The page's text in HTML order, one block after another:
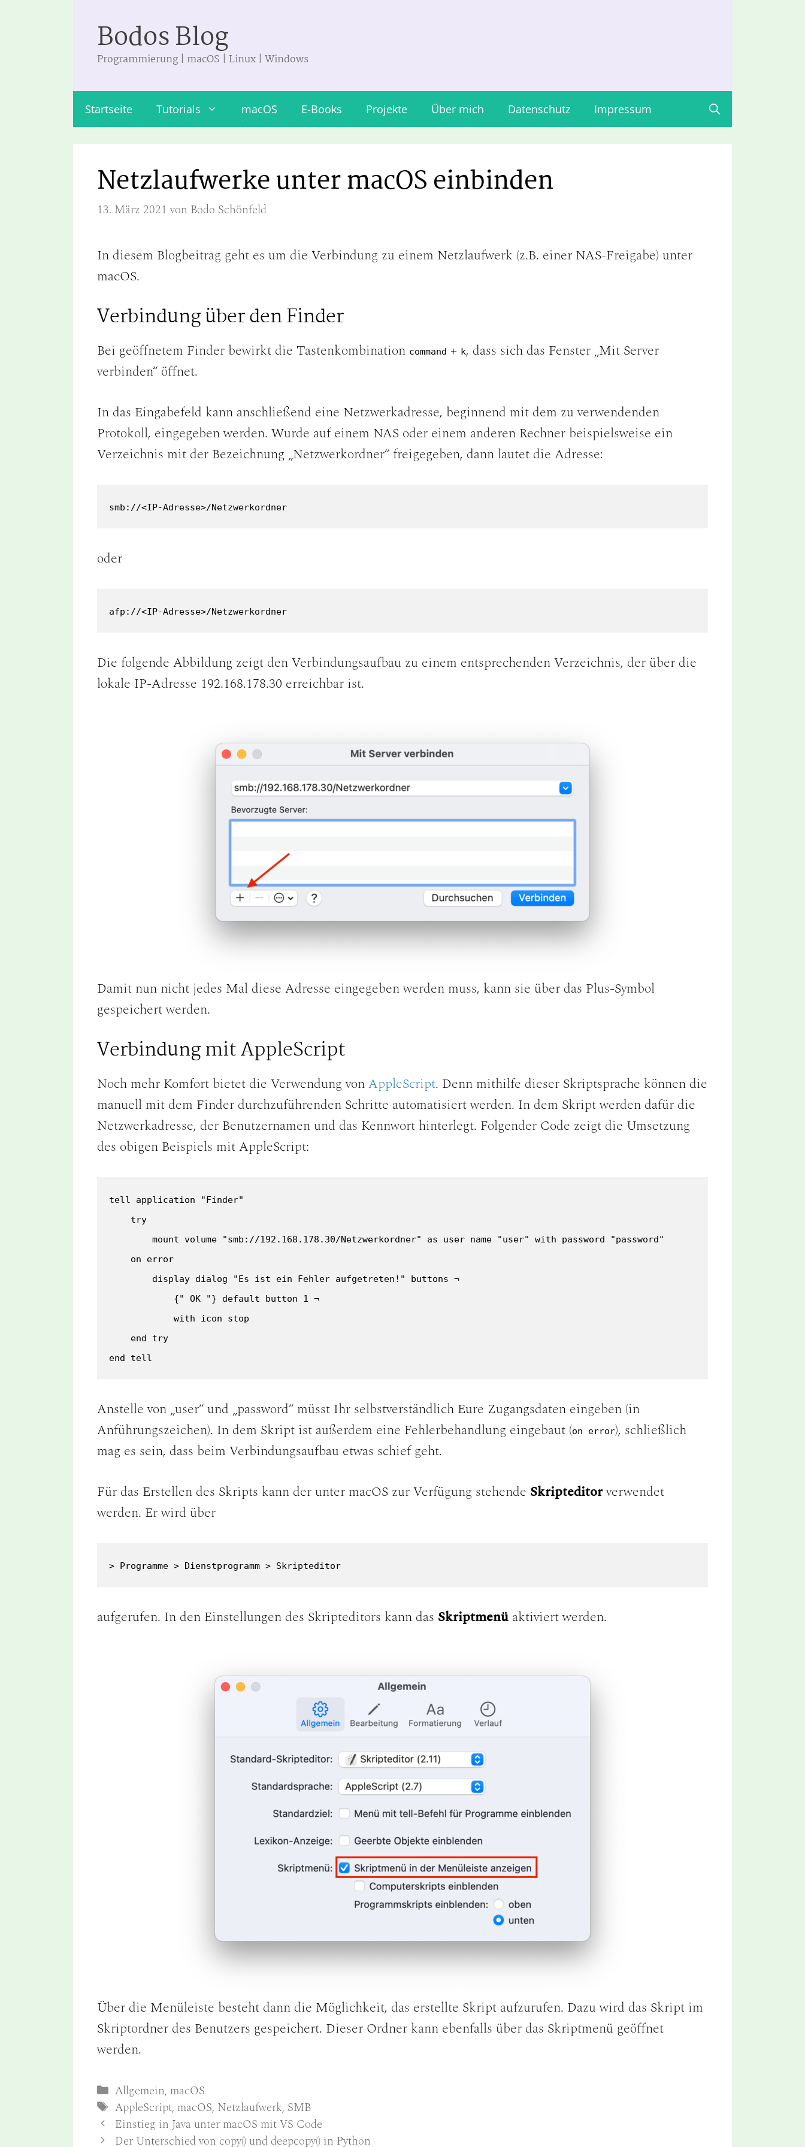
Bodos Blog
Programmierung | macOS | Linux | Windows
Startseite Tutorials macOS E-Books Projekte Über mich Datenschutz Impressum
Netzlaufwerke unter macOS einbinden
13. März 2021 von Bodo Schönfeld
In diesem Blogbeitrag geht es um die Verbindung zu einem Netzlaufwerk (z.B. einer NAS-Freigabe) unter
macOS.
Verbindung über den Finder
Bei geöffnetem Finder bewirkt die Tastenkombination command + k, dass sich das Fenster „Mit Server
verbinden“ öffnet.
In das Eingabefeld kann anschließend eine Netzwerkadresse, beginnend mit dem zu verwendenden
Protokoll, eingegeben werden. Wurde auf einem NAS oder einem anderen Rechner beispielsweise ein
Verzeichnis mit der Bezeichnung „Netzwerkordner“ freigegeben, dann lautet die Adresse:
smb://<IP-Adresse>/Netzwerkordner
oder
afp://<IP-Adresse>/Netzwerkordner
Die folgende Abbildung zeigt den Verbindungsaufbau zu einem entsprechenden Verzeichnis, der über die
lokale IP-Adresse 192.168.178.30 erreichbar ist.
Damit nun nicht jedes Mal diese Adresse eingegeben werden muss, kann sie über das Plus-Symbol
gespeichert werden.
Verbindung mit AppleScript
Noch mehr Komfort bietet die Verwendung vonAppleScript. Denn mithilfe dieser Skriptsprache können die
manuell mit dem Finder durchzuführenden Schritte automatisiert werden. In dem Skript werden dafür die
Netzwerkadresse, der Benutzernamen und das Kennwort hinterlegt. Folgender Code zeigt die Umsetzung
des obigen Beispiels mit AppleScript:
tell application "Finder"
    try
        mount volume "smb://192.168.178.30/Netzwerkordner" as user name "user" with password "password"
    on error
        display dialog "Es ist ein Fehler aufgetreten!" buttons ¬
            {" OK "} default button 1 ¬
            with icon stop
    end try
end tell
Anstelle von „user“ und „password“ müsst Ihr selbstverständlich Eure Zugangsdaten eingeben (in
Anführungszeichen). In dem Skript ist außerdem eine Fehlerbehandlung eingebaut (on error), schließlich
mag es sein, dass beim Verbindungsaufbau etwas schief geht.
Für das Erstellen des Skripts kann der unter macOS zur Verfügung stehende Skripteditorverwendet
werden. Er wird über
> Programme > Dienstprogramm > Skripteditor
aufgerufen. In den Einstellungen des Skripteditors kann das Skriptmenü aktiviert werden.
Über die Menüleiste besteht dann die Möglichkeit, das erstellte Skript aufzurufen. Dazu wird das Skript im
Skriptordner des Benutzers gespeichert. Dieser Ordner kann ebenfalls über das Skriptmenü geöffnet
werden.
Kategorien
Allgemein, macOS
Schlagwörter
AppleScript, macOS, Netzlaufwerk, SMB
Einstieg in Java unter macOS mit VS Code
Der Unterschied von copy() und deepcopy() in Python